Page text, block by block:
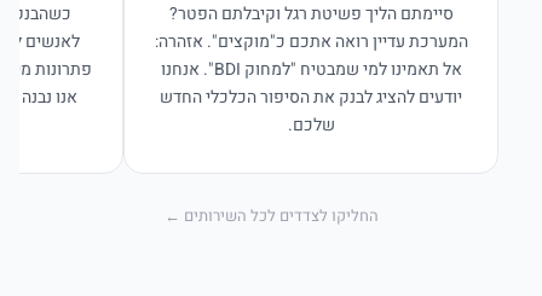
סיימתם הליך פשיטת רגל וקיבלתם הפטר?
המערכת עדיין רואה אתכם כ"מוקצים". אזהרה:
אל תאמינו למי שמבטיח "למחוק BDI". אנחנו
יודעים להציג לבנק את הסיפור הכלכלי החדש
שלכם.
לאנשים
פתרונות
אנו נבנה
החליקו לצדדים לכל השירותים ←